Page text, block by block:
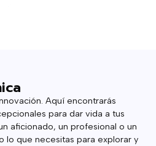
Aquí encontrarás
para dar vida a tus
aficionado, un profesional o un
lo que necesitas para explorar y